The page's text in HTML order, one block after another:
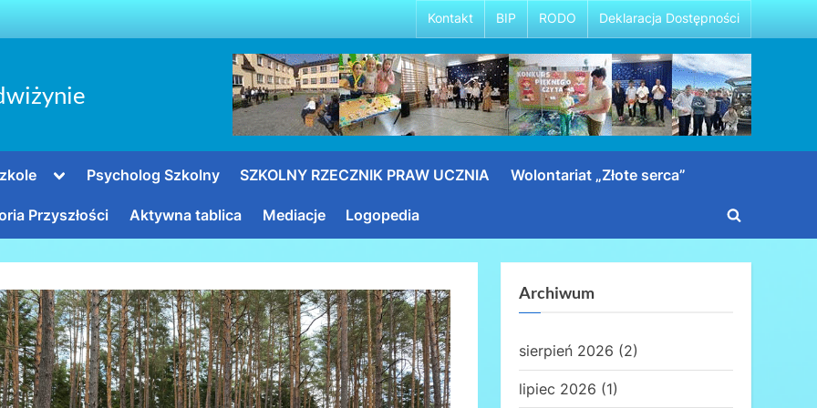
Kontakt BIP RODO Deklaracja Dostępności
TogglePsycholog Szkolny SZKOLNY RZECZNIK PRAW UCZNIA Wolontariat „Złote serca”
Przyszłości Aktywna tablica Mediacje Logopedia
Toggle
Archiwum
sierpień 2026 (2)
lipiec 2026 (1)